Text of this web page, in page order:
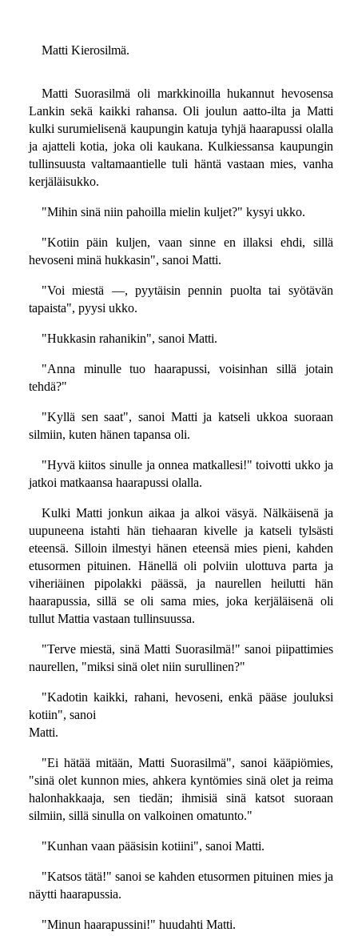
Matti Kierosilmä.
Matti Suorasilmä oli markkinoilla hukannut hevosensa
Lankin sekä kaikki rahansa. Oli joulun aatto-ilta ja Matti
kulki surumielisenä kaupungin katuja tyhjä haarapussi olalla
ja ajatteli kotia, joka oli kaukana. Kulkiessansa kaupungin
tullinsuusta valtamaantielle tuli häntä vastaan mies, vanha
kerjäläisukko.
"Mihin sinä niin pahoilla mielin kuljet?" kysyi ukko.
"Kotiin päin kuljen, vaan sinne en illaksi ehdi, sillä
hevoseni minä hukkasin", sanoi Matti.
"Voi miestä —, pyytäisin pennin puolta tai syötävän
tapaista", pyysi ukko.
"Hukkasin rahanikin", sanoi Matti.
"Anna minulle tuo haarapussi, voisinhan sillä jotain
tehdä?"
"Kyllä sen saat", sanoi Matti ja katseli ukkoa suoraan
silmiin, kuten hänen tapansa oli.
"Hyvä kiitos sinulle ja onnea matkallesi!" toivotti ukko ja
jatkoi matkaansa haarapussi olalla.
Kulki Matti jonkun aikaa ja alkoi väsyä. Nälkäisenä ja
uupuneena istahti hän tiehaaran kivelle ja katseli tylsästi
eteensä. Silloin ilmestyi hänen eteensä mies pieni, kahden
etusormen pituinen. Hänellä oli polviin ulottuva parta ja
viheriäinen pipolakki päässä, ja naurellen heilutti hän
haarapussia, sillä se oli sama mies, joka kerjäläisenä oli
tullut Mattia vastaan tullinsuussa.
"Terve miestä, sinä Matti Suorasilmä!" sanoi piipattimies
naurellen, "miksi sinä olet niin surullinen?"
"Kadotin kaikki, rahani, hevoseni, enkä pääse jouluksi
kotiin", sanoi
Matti.
"Ei hätää mitään, Matti Suorasilmä", sanoi kääpiömies,
"sinä olet kunnon mies, ahkera kyntömies sinä olet ja reima
halonhakkaaja, sen tiedän; ihmisiä sinä katsot suoraan
silmiin, sillä sinulla on valkoinen omatunto."
"Kunhan vaan pääsisin kotiini", sanoi Matti.
"Katsos tätä!" sanoi se kahden etusormen pituinen mies ja
näytti haarapussia.
"Minun haarapussini!" huudahti Matti.